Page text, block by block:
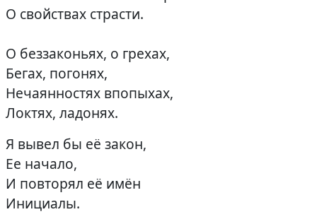
О свойствах страсти.
О беззаконьях, о грехах,
Бегах, погонях,
Нечаянностях впопыхах,
Локтях, ладонях.
Я вывел бы её закон,
Ее начало,
И повторял её имён
Инициалы.